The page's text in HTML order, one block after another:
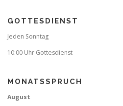
GOTTESDIENST
Jeden Sonntag
10:00 Uhr Gottesdienst
MONATSSPRUCH
August